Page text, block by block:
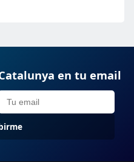
en tu email